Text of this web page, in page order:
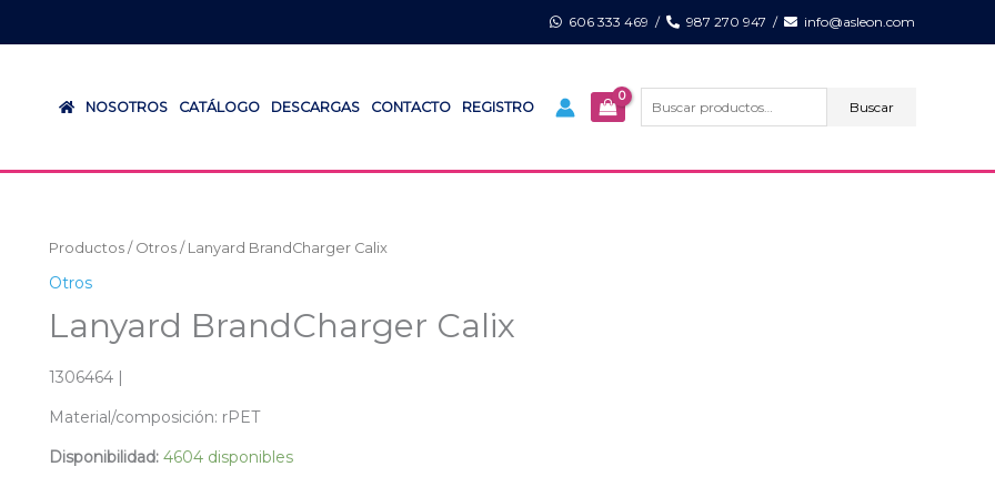
606 333 469 / 987 270 947 / info@asleon.com
NOSOTROS CATÁLOGO DESCARGAS CONTACTO REGISTRO
por:
Buscar
Productos / Otros / Lanyard BrandCharger Calix
Otros
Lanyard BrandCharger Calix
1306464 |
Material/composición: rPET
Disponibilidad: 4604 disponibles